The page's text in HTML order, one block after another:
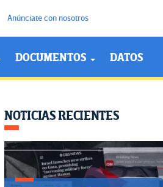
Anúnciate con nosotros
DOCUMENTOS DATOS
NOTICIAS RECIENTES